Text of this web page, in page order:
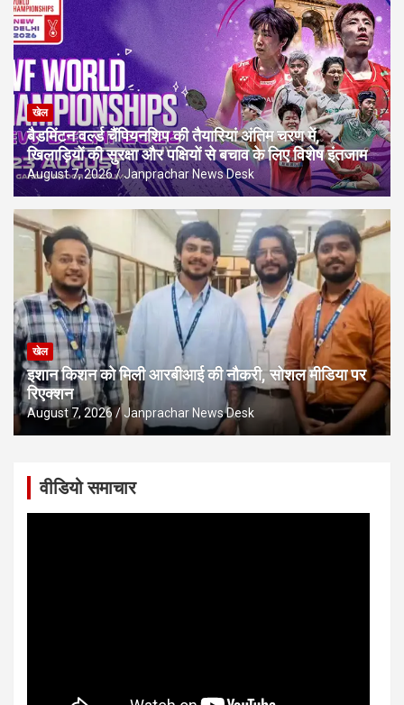
खेल
बैडमिंटन वर्ल्ड चैंपियनशिप की तैयारियां अंतिम चरण में,
खिलाड़ियों की सुरक्षा और पक्षियों से बचाव के लिए विशेष इंतजाम
August 7, 2026 Janprachar News Desk
खेल
इशान किशन को मिली आरबीआई की नौकरी, सोशल मीडिया पर
रिएक्शन
August 7, 2026 Janprachar News Desk
वीडियो समाचार